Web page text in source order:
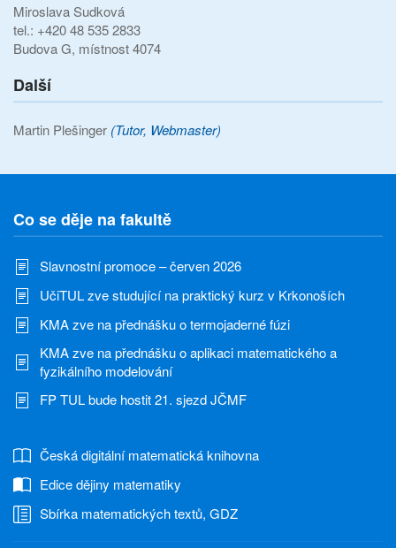
Miroslava Sudková
tel.: +420 48 535 2833
Budova G, místnost 4074
Další
Martin Plešinger (Tutor, Webmaster)
Co se děje na fakultě
Slavnostní promoce – červen 2026
UčiTUL zve studující na praktický kurz v Krkonoších
KMA zve na přednášku o termojaderné fúzi
KMA zve na přednášku o aplikaci matematického a
fyzikálního modelování
FP TUL bude hostit 21. sjezd JČMF
Česká digitální matematická knihovna
Edice dějiny matematiky
Sbírka matematických textů, GDZ